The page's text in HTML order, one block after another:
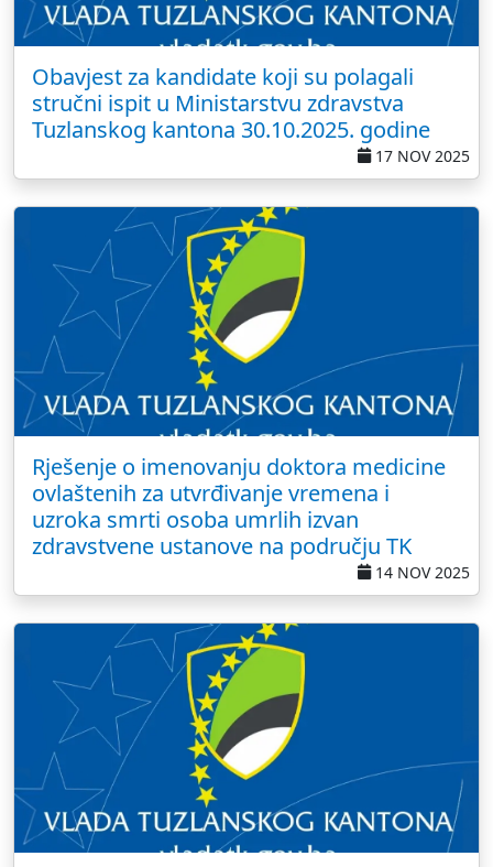
Obavjest za kandidate koji su polagali
stručni ispit u Ministarstvu zdravstva
Tuzlanskog kantona 30.10.2025. godine
17 NOV 2025
Rješenje o imenovanju doktora medicine
ovlaštenih za utvrđivanje vremena i
uzroka smrti osoba umrlih izvan
zdravstvene ustanove na području TK
14 NOV 2025